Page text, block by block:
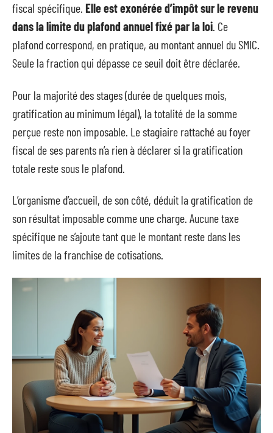
fiscal spécifique. Elle est exonérée d’impôt sur le revenu
dans la limite du plafond annuel fixé par la loi. Ce
plafond correspond, en pratique, au montant annuel du SMIC.
Seule la fraction qui dépasse ce seuil doit être déclarée.
Pour la majorité des stages (durée de quelques mois,
gratification au minimum légal), la totalité de la somme
perçue reste non imposable. Le stagiaire rattaché au foyer
fiscal de ses parents n’a rien à déclarer si la gratification
totale reste sous le plafond.
L’organisme d’accueil, de son côté, déduit la gratification de
son résultat imposable comme une charge. Aucune taxe
spécifique ne s’ajoute tant que le montant reste dans les
limites de la franchise de cotisations.